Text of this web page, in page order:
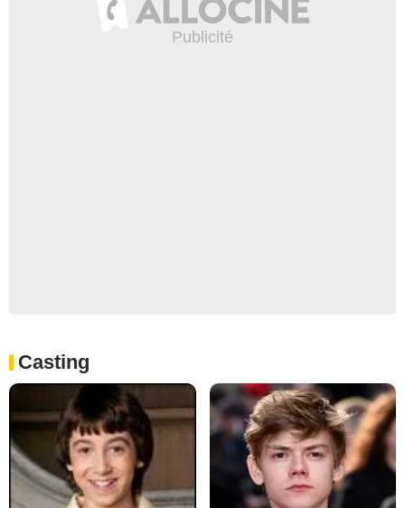
Casting